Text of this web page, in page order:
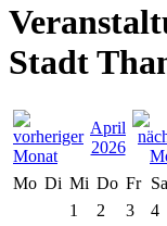
Stadt
April
2026
Mo Di Mi Do Fr Sa
1
2 3 4